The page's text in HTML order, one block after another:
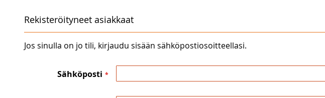
Rekisteröityneet asiakkaat
Jos sinulla on jo tili, kirjaudu sisään sähköpostiosoitteellasi.
Sähköposti